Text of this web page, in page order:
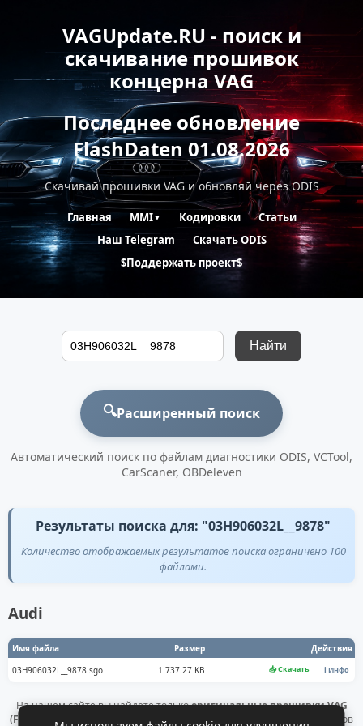
VAGUpdate.RU - поиск и
скачивание прошивок
концерна VAG
Последнее обновление
FlashDaten 01.08.2026
Скачивай прошивки VAG и обновляй через ODIS
Главная MMI▼ Кодировки
Статьи
Наш Telegram
Скачать ODIS
$Поддержать проект$
Найти
🔍Расширенный поиск
Автоматический поиск по файлам диагностики ODIS, VCTool,
CarScaner, OBDeleven
Результаты поиска для: "03H906032L__9878"
Количество отображаемых результатов поиска ограничено 100
файлами.
Audi
Имя файла Размер
Действия
03H906032L__9878.sgo
1 737.27 KB 📥 Скачать ℹ️ Инфо
На нашем сайте вы найдете толькооригинальные прошивки VAG
(Flashdaten)
. Все файлы получены напрямую с официальных серверов